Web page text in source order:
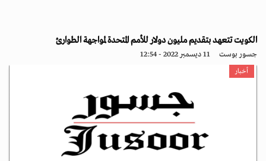
الكويت تتعهد بتقديم مليون دولار للأمم المتحدة لمواجهة الطوارئ
جسور بوست 11 ديسمبر 2022 - 12:54
أخبار